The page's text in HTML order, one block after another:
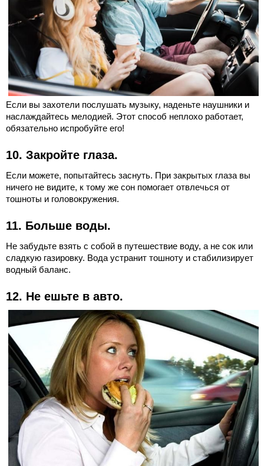
Если вы захотели послушать музыку, наденьте наушники и
наслаждайтесь мелодией. Этот способ неплохо работает,
обязательно испробуйте его!
10. Закройте глаза.
Если можете, попытайтесь заснуть. При закрытых глаза вы
ничего не видите, к тому же сон помогает отвлечься от
тошноты и головокружения.
11. Больше воды.
Не забудьте взять с собой в путешествие воду, а не сок или
сладкую газировку. Вода устранит тошноту и стабилизирует
водный баланс.
12. Не ешьте в авто.